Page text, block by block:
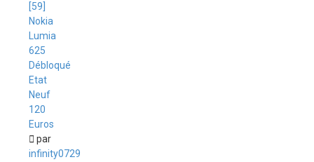
[59]
Nokia
Lumia
625
Débloqué
Etat
Neuf
120
Euros
par
infinity0729